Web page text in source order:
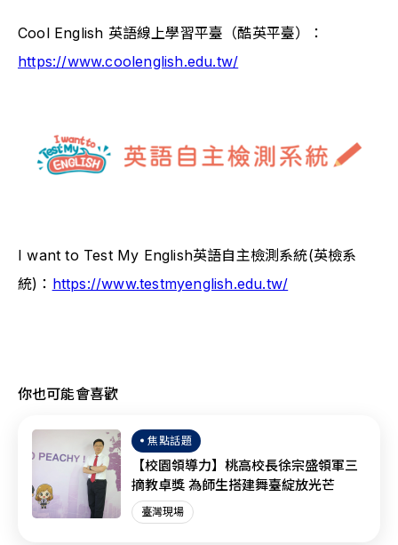
Cool English 英語線上學習平臺（酷英平臺）：
https://www.coolenglish.edu.tw/
I want to Test My English英語自主檢測系統(英檢系
統)： https://www.testmyenglish.edu.tw/
你也可能會喜歡
焦點話題
【校園領導力】桃高校長徐宗盛領軍三
摘教卓獎 為師生搭建舞臺綻放光芒
臺灣現場